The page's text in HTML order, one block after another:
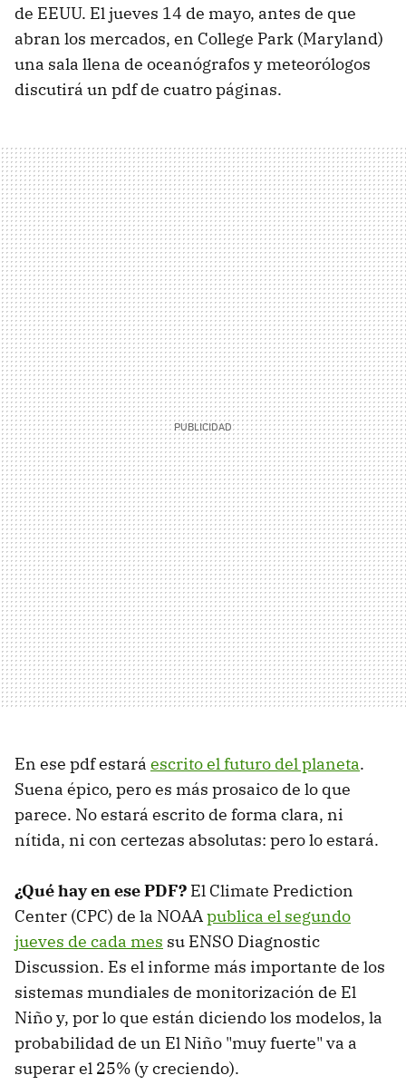
de EEUU. El jueves 14 de mayo, antes de que
abran los mercados, en College Park (Maryland)
una sala llena de oceanógrafos y meteorólogos
discutirá un pdf de cuatro páginas.
En ese pdf estará escrito el futuro del planeta.
Suena épico, pero es más prosaico de lo que
parece. No estará escrito de forma clara, ni
nítida, ni con certezas absolutas: pero lo estará.
¿Qué hay en ese PDF? El Climate Prediction
Center (CPC) de la NOAApublica el segundo
jueves de cada mes su ENSO Diagnostic
Discussion. Es el informe más importante de los
sistemas mundiales de monitorización de El
Niño y, por lo que están diciendo los modelos, la
probabilidad de un El Niño "muy fuerte" va a
superar el 25% (y creciendo).